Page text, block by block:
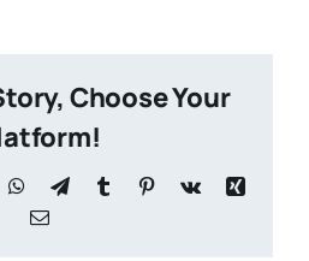
Choose Your
WhatsApp
TelegramTumblr Pinterest
Vk
Xing
Correo